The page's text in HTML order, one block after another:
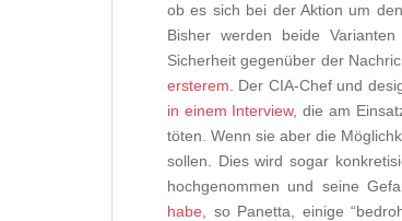
ob es sich bei der Aktion um
Bisher werden beide
Sicherheit gegenüber der
ersterem . Der CIA-Chef und
in einem Interview, die am
töten. Wenn sie aber die
sollen. Dies wird sogar
hochgenommen und seine
habe , so Panetta, einige